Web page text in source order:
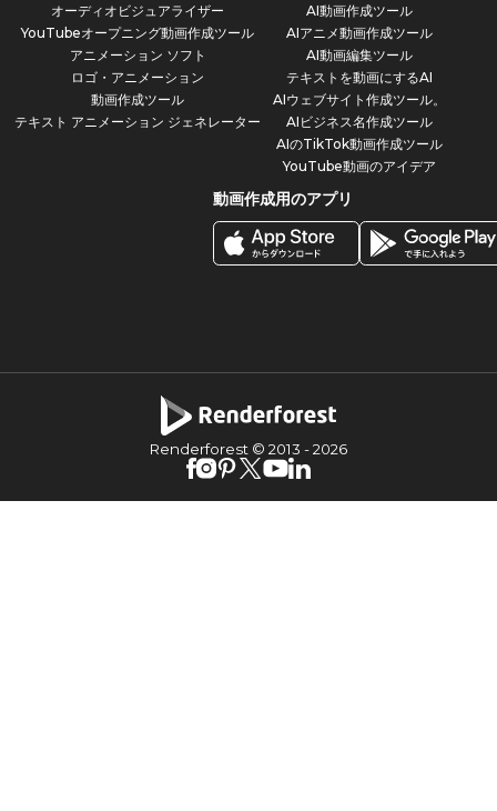
オーディオビジュアライザー
YouTubeオープニング動画作成ツール
アニメーション ソフト
ロゴ・アニメーション
動画作成ツール
テキスト アニメーション ジェネレーター
AI動画作成ツール
AIアニメ動画作成ツール
AI動画編集ツール
テキストを動画にするAI
AIウェブサイト作成ツール。
AIビジネス名作成ツール
AIのTikTok動画作成ツール
YouTube動画のアイデア
動画作成用のアプリ
Renderforest © 2013 -2026